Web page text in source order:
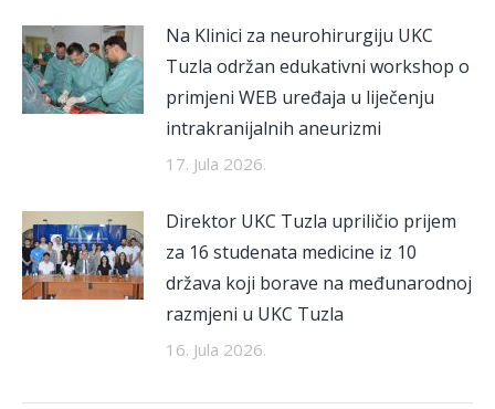
Na Klinici za neurohirurgiju UKC
Tuzla održan edukativni workshop o
primjeni WEB uređaja u liječenju
intrakranijalnih aneurizmi
17. Jula 2026.
Direktor UKC Tuzla upriličio prijem
za 16 studenata medicine iz 10
država koji borave na međunarodnoj
razmjeni u UKC Tuzla
16. Jula 2026.